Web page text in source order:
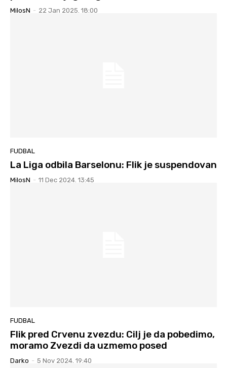
MilosN - 22 Jan 2025. 18:00
FUDBAL
La Liga odbila Barselonu: Flik je suspendovan
MilosN - 11 Dec 2024. 13:45
FUDBAL
Flik pred Crvenu zvezdu: Cilj je da pobedimo,
moramo Zvezdi da uzmemo posed
Darko - 5 Nov 2024. 19:40